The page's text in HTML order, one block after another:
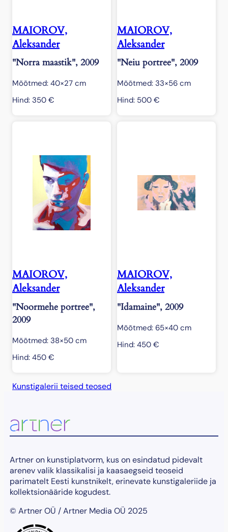
MAIOROV,
Aleksander
"Norra maastik", 2009
Mõõtmed: 40×27 cm
Hind: 350 €
MAIOROV,
Aleksander
"Neiu portree", 2009
Mõõtmed: 33×56 cm
Hind: 500 €
MAIOROV,
Aleksander
"Noormehe portree",
2009
Mõõtmed: 38×50 cm
Hind: 450 €
MAIOROV,
Aleksander
"Idamaine", 2009
Mõõtmed: 65×40 cm
Hind: 450 €
Kunstigalerii teised teosed
Artner on kunstiplatvorm, kus on esindatud pidevalt
arenev valik klassikalisi ja kaasaegseid teoseid
parimatelt Eesti kunstnikelt, erinevate kunstigaleriide ja
kollektsionääride kogudest.
© Artner OÜ / Artner Media OÜ 2025